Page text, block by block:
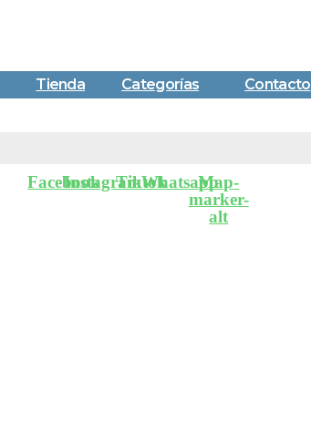
Tienda Categorías Contacto
FacebookInstagramTiktokWhatsappMap-
marker-
alt